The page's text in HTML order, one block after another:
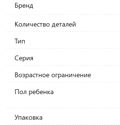
Бренд
Количество деталей
Тип
Серия
Возрастное ограничение
Пол ребенка
Упаковка